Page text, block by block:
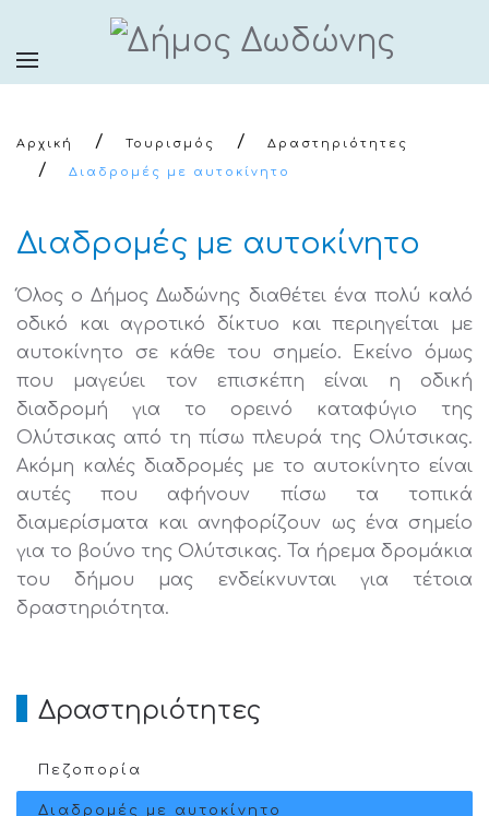
Αρχική Τουρισμός
Δραστηριότητες
Διαδρομές με αυτοκίνητο
Διαδρομές με αυτοκίνητο
Όλος ο Δήμος Δωδώνης διαθέτει ένα πολύ καλό
οδικό και αγροτικό δίκτυο και περιηγείται με
αυτοκίνητο σε κάθε του σημείο. Εκείνο όμως
που μαγεύει τον επισκέπη είναι η οδική
διαδρομή για το ορεινό καταφύγιο της
Ολύτσικας από τη πίσω πλευρά της Ολύτσικας.
Ακόμη καλές διαδρομές με το αυτοκίνητο είναι
αυτές που αφήνουν πίσω τα τοπικά
διαμερίσματα και ανηφορίζουν ως ένα σημείο
για το βούνο της Ολύτσικας. Τα ήρεμα δρομάκια
του δήμου μας ενδείκνυνται για τέτοια
δραστηριότητα.
Δραστηριότητες
Πεζοπορία
Διαδρομές με αυτοκίνητο